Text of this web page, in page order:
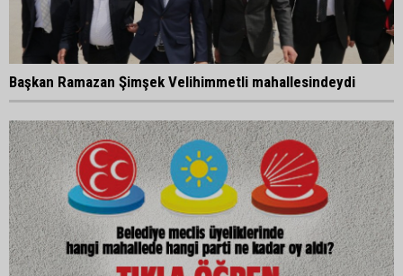
Başkan Ramazan Şimşek Velihimmetli mahallesindeydi